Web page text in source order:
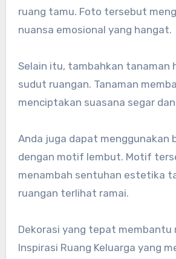
ruang tamu. Foto tersebut
nuansa emosional yang hangat.
Selain itu, tambahkan tanaman
sudut ruangan. Tanaman
menciptakan suasana segar
Anda juga dapat menggunakan
dengan motif lembut. Motif
menambah sentuhan estetika
ruangan terlihat ramai.
Dekorasi yang tepat membantu
Inspirasi Ruang Keluarga yang